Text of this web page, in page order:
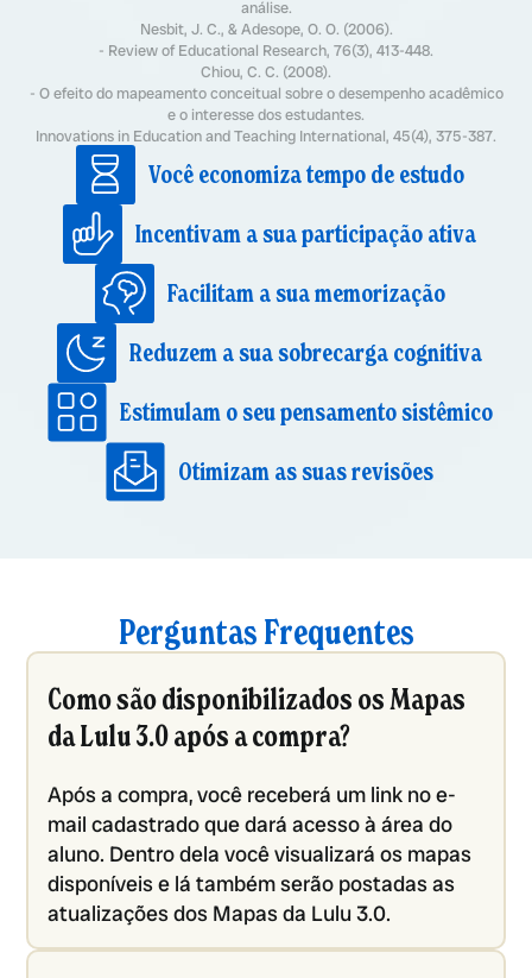
análise.
Nesbit, J. C., & Adesope, O. O. (2006).
- Review of Educational Research, 76(3), 413-448.
Chiou, C. C. (2008).
- O efeito do mapeamento conceitual sobre o desempenho acadêmico
e o interesse dos estudantes.
Innovations in Education and Teaching International, 45(4), 375-387.
Você economiza tempo de estudo
Incentivam a sua participação ativa
Facilitam a sua memorização
Reduzem a sua sobrecarga cognitiva
Estimulam o seu pensamento sistêmico
Otimizam as suas revisões
Perguntas Frequentes
Como são disponibilizados os Mapas
da Lulu 3.0 após a compra?
Após a compra, você receberá um link no e-
mail cadastrado que dará acesso à área do
aluno. Dentro dela você visualizará os mapas
disponíveis e lá também serão postadas as
atualizações dos Mapas da Lulu 3.0.